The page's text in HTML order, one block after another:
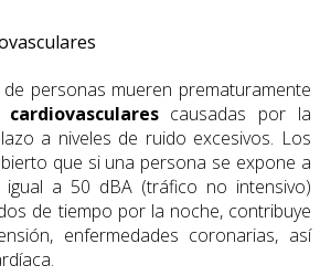
de personas mueren prematuramente
causadas por la
a niveles de ruido excesivos. Los
que si una persona se expone a
a 50 dBA (tráfico no intensivo)
de tiempo por la noche, contribuye
enfermedades coronarias, así